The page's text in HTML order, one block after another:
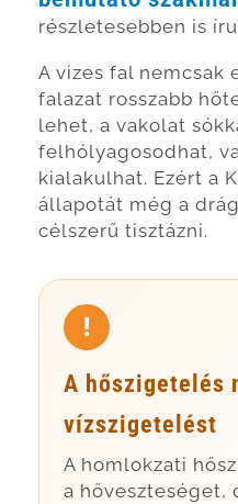
részletesebben is
A vizes fal nemcsak
falazat rosszabb
lehet, a vakolat
felhólyagosodhat,
kialakulhat. Ezért a
állapotát még a
célszerű tisztázni.
A hőszigetelés
vízszigetelést
A homlokzati
a hőveszteséget,